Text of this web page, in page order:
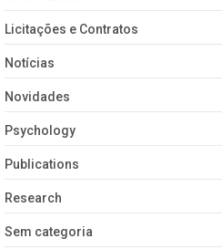
Licitações e Contratos
Notícias
Novidades
Psychology
Publications
Research
Sem categoria